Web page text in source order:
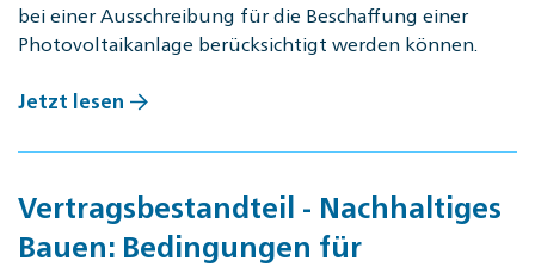
bei einer Ausschreibung für die Beschaffung einer
Photovoltaikanlage berücksichtigt werden können.
Jetzt lesen
Vertragsbestandteil - Nachhaltiges
Bauen: Bedingungen für